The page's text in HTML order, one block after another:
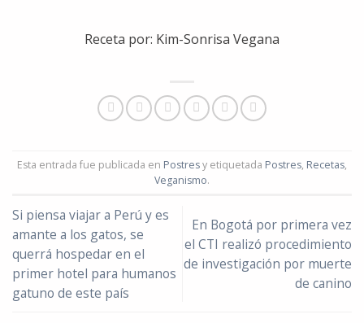
Receta por: Kim-Sonrisa Vegana
Esta entrada fue publicada en Postresy etiquetada Postres, Recetas,
Veganismo.
Si piensa viajar a Perú y es
amante a los gatos, se
querrá hospedar en el
primer hotel para humanos
gatuno de este país
En Bogotá por primera vez
el CTI realizó procedimiento
de investigación por muerte
de canino